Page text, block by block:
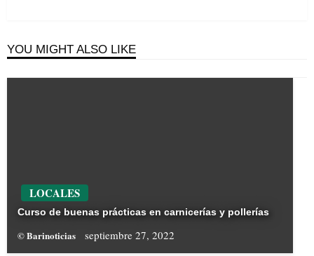
YOU MIGHT ALSO LIKE
LOCALES
Curso de buenas prácticas en carnicerías y pollerías
© Barinoticias septiembre 27, 2022